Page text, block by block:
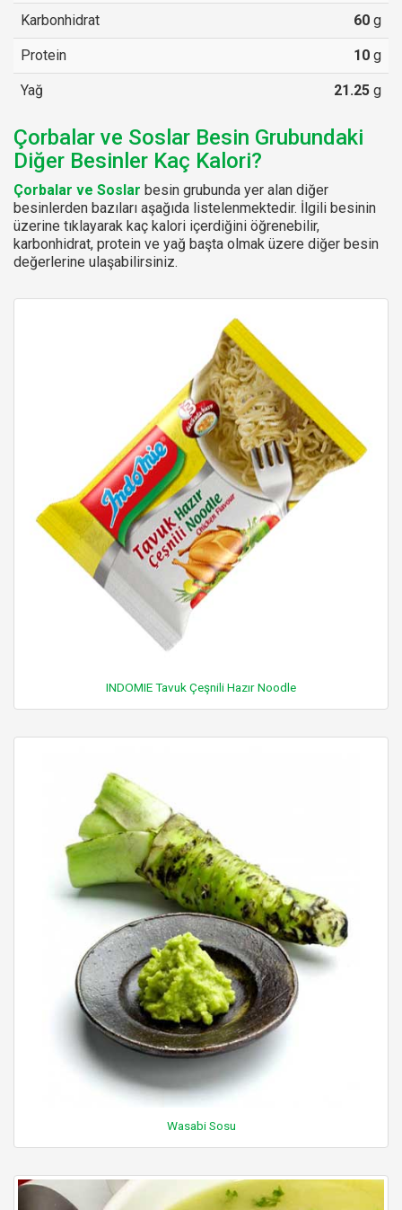
Karbonhidrat 60 g
Protein 10 g
Yağ 21.25 g
Çorbalar ve Soslar Besin Grubundaki
Diğer Besinler Kaç Kalori?
Çorbalar ve Soslar besin grubunda yer alan diğer
besinlerden bazıları aşağıda listelenmektedir. İlgili besinin
üzerine tıklayarak kaç kalori içerdiğini öğrenebilir,
karbonhidrat, protein ve yağ başta olmak üzere diğer besin
değerlerine ulaşabilirsiniz.
INDOMIE Tavuk Çeşnili Hazır Noodle
Wasabi Sosu